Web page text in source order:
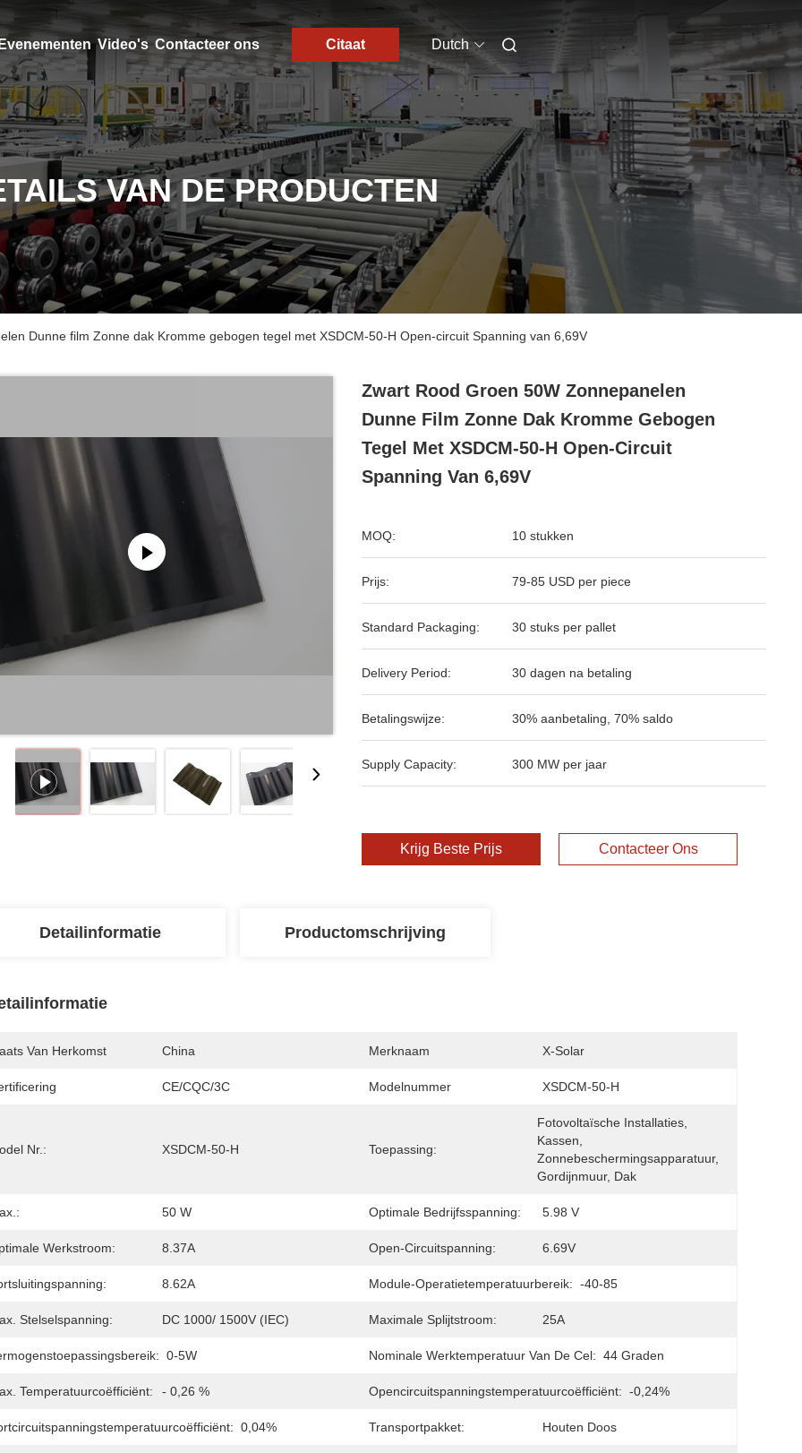
Evenementen Video's Contacteer ons Citaat Dutch
VAN DE PRODUCTEN
Dunne film Zonne dak Kromme gebogen tegel met XSDCM-50-H Open-circuit Spanning van 6,69V
Zwart Rood Groen 50W Zonnepanelen
Dunne Film Zonne Dak Kromme Gebogen
Tegel Met XSDCM-50-H Open-Circuit
Spanning Van 6,69V
MOQ: 10 stukken
Prijs: 79-85 USD per piece
Standard Packaging: 30 stuks per pallet
Delivery Period: 30 dagen na betaling
Betalingswijze: 30% aanbetaling, 70% saldo
Supply Capacity: 300 MW per jaar
Krijg Beste Prijs Contacteer Ons
Detailinformatie Productomschrijving
Van Herkomst China Merknaam X-Solar
CE/CQC/3C Modelnummer XSDCM-50-H
Nr.: XSDCM-50-H Toepassing:
Fotovoltaïsche Installaties,
Kassen,
Zonnebeschermingsapparatuur,
Gordijnmuur, Dak
50 W Optimale Bedrijfsspanning: 5.98 V
Werkstroom: 8.37A Open-Circuitspanning: 6.69V
8.62A Module-Operatietemperatuurbereik: -40-85
Stelselspanning: DC 1000/ 1500V (IEC) Maximale Splijtstroom: 25A
0-5W Nominale Werktemperatuur Van De Cel: 44 Graden
Temperatuurcoëfficiënt: - 0,26 % Opencircuitspanningstemperatuurcoëfficiënt: -0,24%
0,04% Transportpakket: Houten Doos